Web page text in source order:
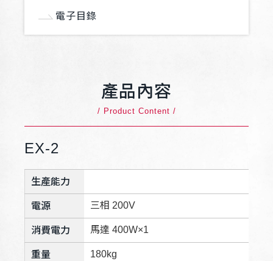
電子目錄
產品內容
/ Product Content /
EX-2
生產能力
電源 三相 200V
消費電力 馬達 400W×1
重量 180kg